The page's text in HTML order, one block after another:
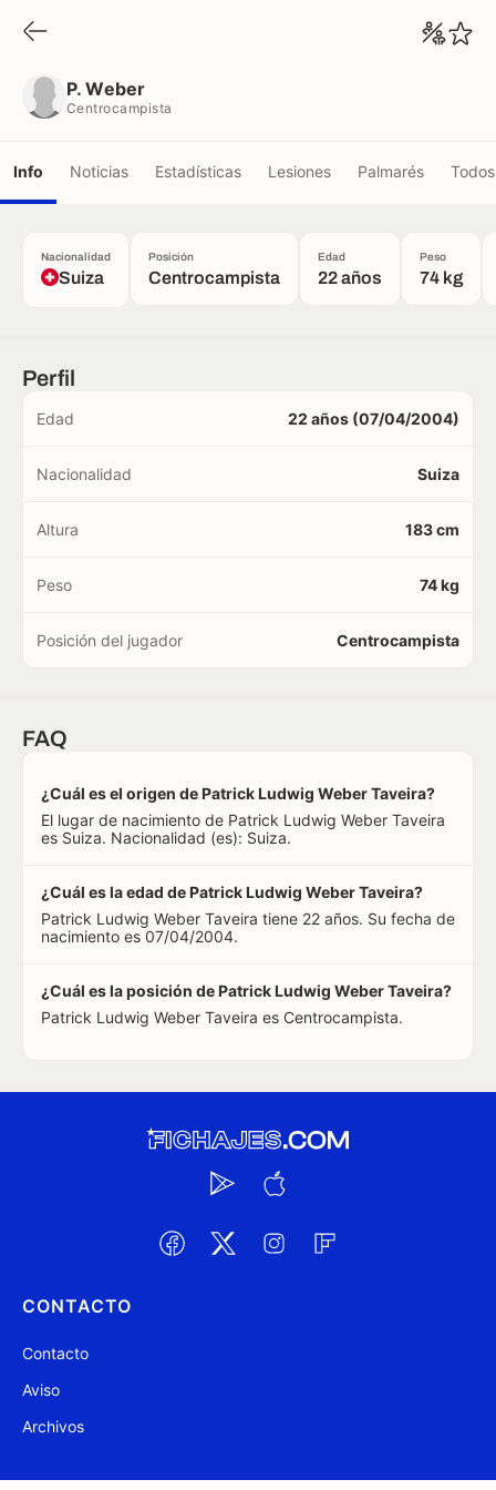
P. Weber
Centrocampista
Info Noticias Estadísticas Lesiones Palmarés
Nacionalidad
Suiza
Posición
Centrocampista
Edad
22 años
Peso
74 kg
Perfil
Edad 22 años (07/04/2004)
Nacionalidad Suiza
Altura 183 cm
Peso 74 kg
Posición del jugador Centrocampista
FAQ
¿Cuál es el origen de Patrick Ludwig Weber Taveira?
El lugar de nacimiento de Patrick Ludwig Weber Taveira
es Suiza. Nacionalidad (es): Suiza.
¿Cuál es la edad de Patrick Ludwig Weber Taveira?
Patrick Ludwig Weber Taveira tiene 22 años. Su fecha de
nacimiento es 07/04/2004.
¿Cuál es la posición de Patrick Ludwig Weber Taveira?
Patrick Ludwig Weber Taveira es Centrocampista.
CONTACTO
Contacto
Aviso
Archivos